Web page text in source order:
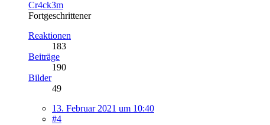
Cr4ck3m
Fortgeschrittener
Reaktionen
183
Beiträge
190
Bilder
49
13. Februar 2021 um 10:40
#4